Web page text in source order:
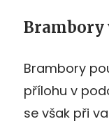
Brambory
přílohu v
se však při